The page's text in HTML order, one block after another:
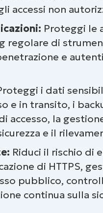
delle
informatica
il tuo elenco di
accessi non
Proteggi le
regolare di
e
i dati
e in transito, i
accesso, la
e il
Riduci il rischio di
di HTTPS,
pubblico,
continua sulla